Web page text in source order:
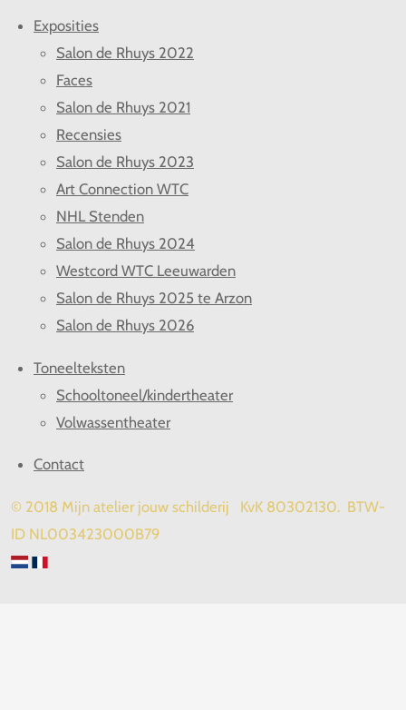
Exposities
Salon de Rhuys 2022
Faces
Salon de Rhuys 2021
Recensies
Salon de Rhuys 2023
Art Connection WTC
NHL Stenden
Salon de Rhuys 2024
Westcord WTC Leeuwarden
Salon de Rhuys 2025 te Arzon
Salon de Rhuys 2026
Toneelteksten
Schooltoneel/kindertheater
Volwassentheater
Contact
© 2018 Mijn atelier jouw schilderij KvK 80302130. BTW-
ID NL003423000B79